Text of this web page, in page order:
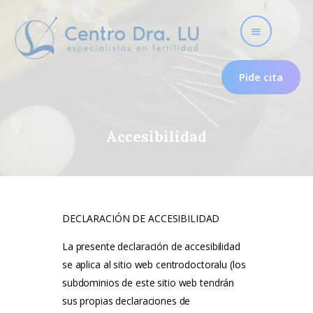
Pide cita
Accesibilidad
Útero frío
Psicología para la
fertilidad
Tratamientos
DECLARACIÓN DE ACCESIBILIDAD
La presente declaración de accesibilidad
se aplica al sitio web centrodoctoralu (los
subdominios de este sitio web tendrán
sus propias declaraciones de